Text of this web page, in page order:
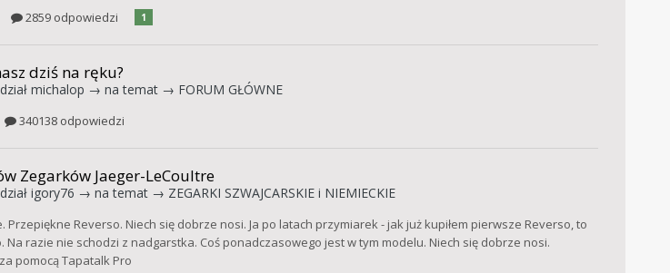
2859 odpowiedzi 1
dziś na ręku?
michalop → na temat → FORUM GŁÓWNE
340138 odpowiedzi
Zegarków Jaeger-LeCoultre
igory76 → na temat → ZEGARKI SZWAJCARSKIE i NIEMIECKIE
Przepiękne Reverso. Niech się dobrze nosi. Ja po latach przymiarek - jak już kupiłem pierwsze Reverso, to
Na razie nie schodzi z nadgarstka. Coś ponadczasowego jest w tym modelu. Niech się dobrze nosi.
pomocą Tapatalk Pro